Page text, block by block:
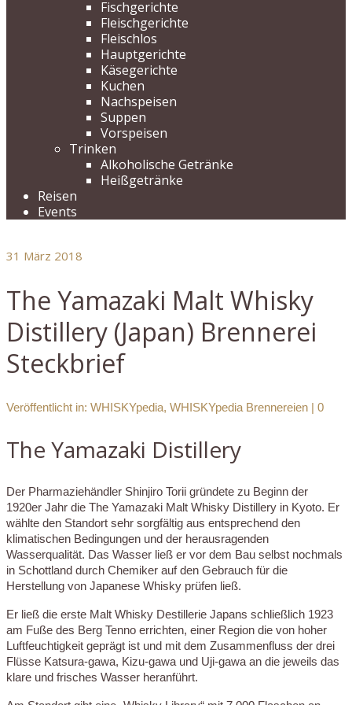
Fischgerichte
Fleischgerichte
Fleischlos
Hauptgerichte
Käsegerichte
Kuchen
Nachspeisen
Suppen
Vorspeisen
Trinken
Alkoholische Getränke
Heißgetränke
Reisen
Events
31 März 2018
The Yamazaki Malt Whisky
Distillery (Japan) Brennerei
Steckbrief
Veröffentlicht in: WHISKYpedia, WHISKYpedia Brennereien | 0
The Yamazaki Distillery
Der Pharmaziehändler Shinjiro Torii gründete zu Beginn der
1920er Jahr die The Yamazaki Malt Whisky Distillery in Kyoto. Er
wählte den Standort sehr sorgfältig aus entsprechend den
klimatischen Bedingungen und der herausragenden
Wasserqualität. Das Wasser ließ er vor dem Bau selbst nochmals
in Schottland durch Chemiker auf den Gebrauch für die
Herstellung von Japanese Whisky prüfen ließ.
Er ließ die erste Malt Whisky Destillerie Japans schließlich 1923
am Fuße des Berg Tenno errichten, einer Region die von hoher
Luftfeuchtigkeit geprägt ist und mit dem Zusammenfluss der drei
Flüsse Katsura-gawa, Kizu-gawa und Uji-gawa an die jeweils das
klare und frisches Wasser heranführt.